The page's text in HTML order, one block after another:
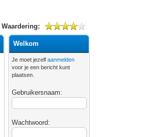
Waardering:
Welkom
Je moet jezelfaanmelden
voor je een bericht kunt
plaatsen.
Gebruikersnaam:
Wachtwoord: